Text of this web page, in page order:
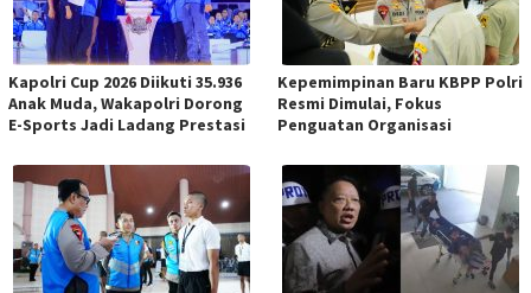
Kapolri Cup 2026 Diikuti 35.936
Anak Muda, Wakapolri Dorong
E-Sports Jadi Ladang Prestasi
Kepemimpinan Baru KBPP Polri
Resmi Dimulai, Fokus
Penguatan Organisasi